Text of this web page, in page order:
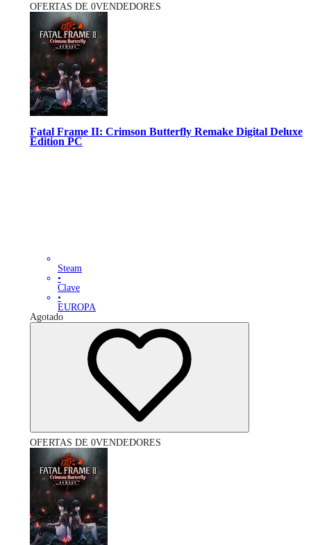
OFERTAS DE 0VENDEDORES
Fatal Frame II: Crimson Butterfly Remake Digital Deluxe
Edition PC
Steam
•
Clave
•
EUROPA
Agotado
OFERTAS DE 0VENDEDORES